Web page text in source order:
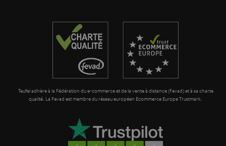
Teufel adhère à la Fédération du e-commerce et de la vente à distance (Fevad) et à sa charte
qualité. La Fevad est membre du réseau européen Ecommerce Europe Trustmark.